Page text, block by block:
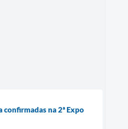
confirmadas na 2ª Expo